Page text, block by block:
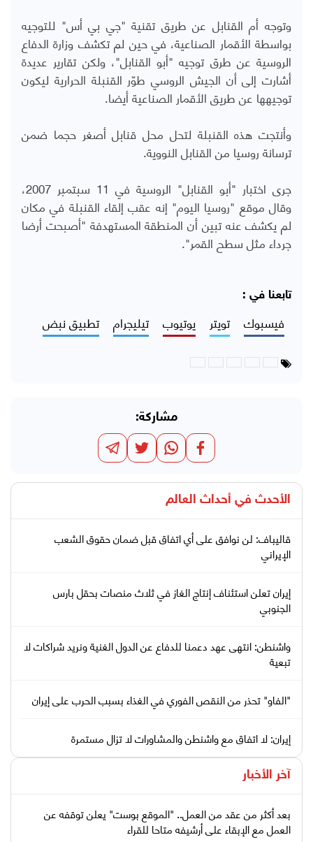
وتوجه أم القنابل عن طريق تقنية "جي بي أس" للتوجيه
بواسطة الأقمار الصناعية، في حين لم تكشف وزارة الدفاع
الروسية عن طرق توجيه "أبو القنابل"، ولكن تقارير عديدة
أشارت إلى أن الجيش الروسي طوّر القنبلة الحرارية ليكون
توجيهها عن طريق الأقمار الصناعية أيضا.
وأنتجت هذه القنبلة لتحل محل قنابل أصغر حجما ضمن
ترسانة روسيا من القنابل النووية.
جرى اختبار "أبو القنابل" الروسية في 11 سبتمبر 2007،
وقال موقع "روسيا اليوم" إنه عقب إلقاء القنبلة في مكان
لم يكشف عنه تبين أن المنطقة المستهدفة "أصبحت أرضا
جرداء مثل سطح القمر".
تابعنا في :
فيسبوك تويتر يوتيوب تيليجرام تطبيق نبض
مشاركة:
الأحدث في أحداث العالم
قاليباف: لن نوافق على أي اتفاق قبل ضمان حقوق الشعب
الإيراني
إيران تعلن استئناف إنتاج الغاز في ثلاث منصات بحقل بارس
الجنوبي
واشنطن: انتهى عهد دعمنا للدفاع عن الدول الغنية ونريد شراكات لا
تبعية
"الفاو" تحذر من النقص الفوري في الغذاء بسبب الحرب على إيران
إيران: لا اتفاق مع واشنطن والمشاورات لا تزال مستمرة
آخر الأخبار
بعد أكثر من عقد من العمل.. "الموقع بوست" يعلن توقفه عن
العمل مع الإبقاء على أرشيفه متاحا للقراء